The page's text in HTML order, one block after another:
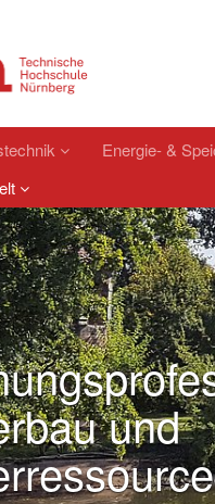
Energie- &
und